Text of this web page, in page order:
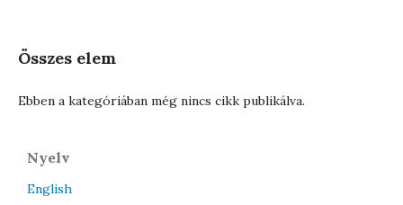
Összes elem
Ebben a kategóriában még nincs cikk publikálva.
Nyelv
English